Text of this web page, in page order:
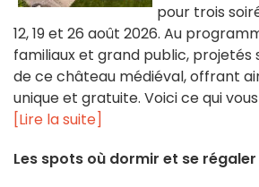
pour trois
12, 19 et 26 août 2026. Au
familiaux et grand public, projetés
de ce château médiéval, offrant
unique et gratuite. Voici ce qui
[Lire la suite]
Les spots où dormir et se